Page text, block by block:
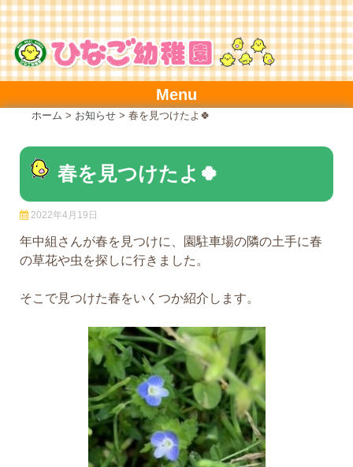
Skip
to
content
Menu
ホーム > お知らせ > 春を見つけたよ🍀
春を見つけたよ🍀
2022年4月19日
年中組さんが春を見つけに、園駐車場の隣の土手に春
の草花や虫を探しに行きました。
そこで見つけた春をいくつか紹介します。